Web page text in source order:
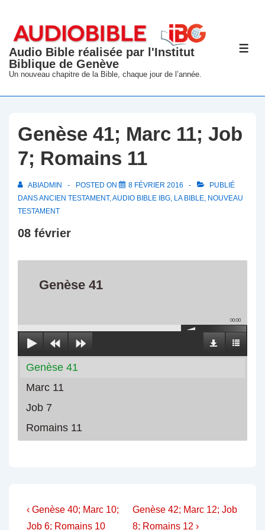
passer
contenu
principal
Audio Bible réalisée par l'Institut
Biblique de Genève
Un nouveau chapitre de la Bible, chaque jour de l’année.
Genèse 41; Marc 11; Job
7; Romains 11
ABIADMIN POSTED ON 8 FÉVRIER 2016
PUBLIÉ
DANSANCIEN TESTAMENT,AUDIO BIBLE IBG, LA BIBLE, NOUVEAU
TESTAMENT
08 février
Genèse 41
00:00
Genèse 41
Marc 11
Job 7
Romains 11
Navigation
Previous
Post
‹ Genèse 40; Marc 10;
Job 6; Romains 10
Next
Post
Genèse 42; Marc 12; Job
8; Romains 12 ›